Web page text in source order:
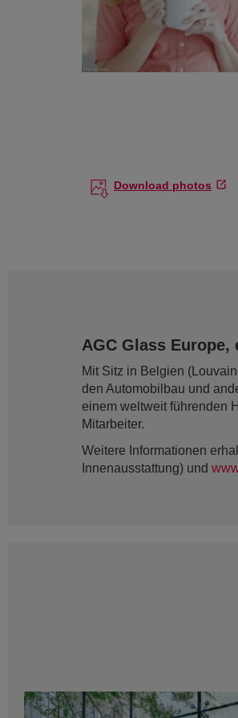
Download photos
AGC Glass
Mit Sitz in Belgien
den Automobilbau und
einem weltweit führenden
Mitarbeiter.
Weitere Informationen
Innenausstattung) und